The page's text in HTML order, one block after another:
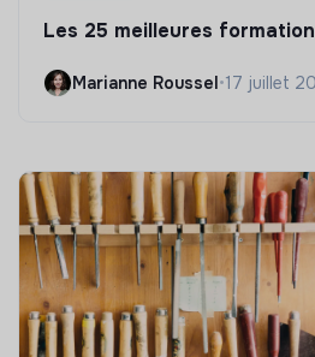
Les 25 meilleures
Marianne Roussel•17 juillet